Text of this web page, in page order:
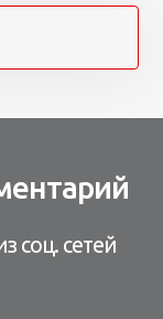
соц. сетей